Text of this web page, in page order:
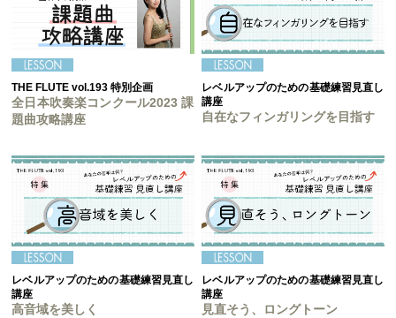
THE FLUTE vol.193 特別企画
全日本吹奏楽コンクール2023 課
題曲攻略講座
レベルアップのための基礎練習見直し
講座
自在なフィンガリングを目指す
レベルアップのための基礎練習見直し
講座
高音域を美しく
レベルアップのための基礎練習見直し
講座
見直そう、ロングトーン